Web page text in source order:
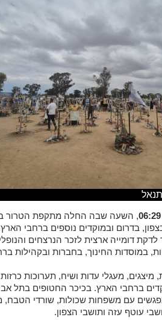
06:29
בדרום ובמוקדים נוספים ברחבי
לדקת דומייה ארצית לזכר הנרצחים
במוסדות החינוך, בחברות ובקהילות
מיצגים, מעגלי עדות ושיח, תערוכות כרזות
ברחבי הארץ. בכיכר החטופים בתל
מפגשים עם משפחות שכולות, שורדי
עוטף עזה ותושבי הצפון.